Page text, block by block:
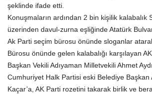
şeklinde ifade etti.
Konuşmaların ardından 2 bin kişilik kalabalık
üzerinden davul-zurna eşliğinde Atatürk
Ak Parti seçim bürosu önünde sloganlar
Bürosu önünde gelen kalabalığı karşılayan
Başkan Vekili Adıyaman Milletvekili Ahmet
Cumhuriyet Halk Partisi eski Belediye Başkan
Kaçar’a, AK Parti rozetini takarak birlik ve